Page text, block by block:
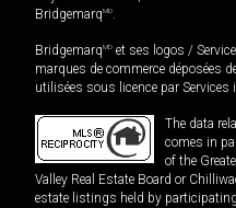
BridgemarqMD.
BridgemarqMD et ses logos /
marques de commerce déposées
utilisées sous licence par
The data
comes in
of the
Valley Real Estate Board or
estate listings held by